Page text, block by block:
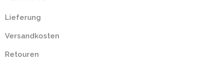
Lieferung
Versandkosten
Retouren